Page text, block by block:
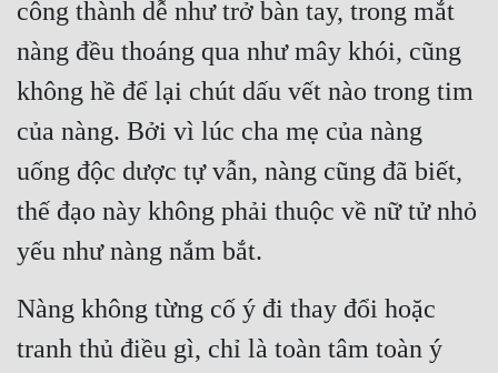
công thành dễ như trở bàn tay, trong mắt
nàng đều thoáng qua như mây khói, cũng
không hề để lại chút dấu vết nào trong tim
của nàng. Bởi vì lúc cha mẹ của nàng
uống độc dược tự vẫn, nàng cũng đã biết,
thế đạo này không phải thuộc về nữ tử nhỏ
yếu như nàng nắm bắt.
Nàng không từng cố ý đi thay đổi hoặc
tranh thủ điều gì, chỉ là toàn tâm toàn ý